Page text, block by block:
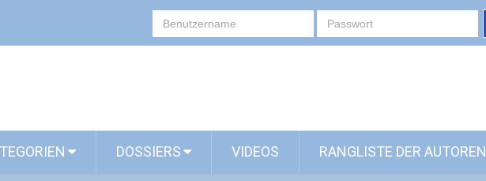
DOSSIERS VIDEOS RANGLISTE DER AUTOREN